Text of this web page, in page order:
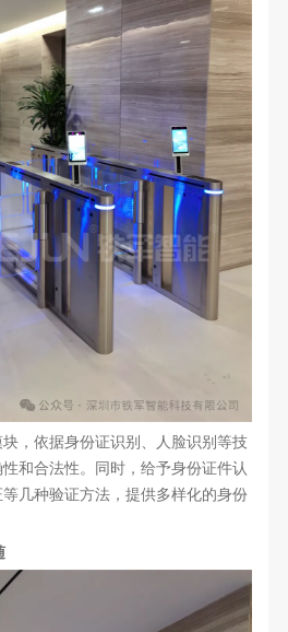
，依据身份证识别、人脸识别等技
和合法性。同时，给予身份证件认
几种验证方法，提供多样化的身份